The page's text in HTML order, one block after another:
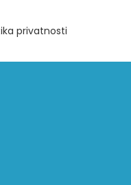
privatnosti